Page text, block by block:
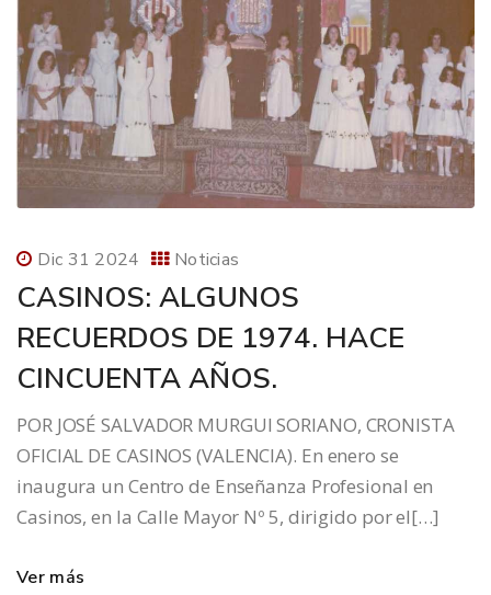
Dic 31 2024 Noticias
CASINOS: ALGUNOS
RECUERDOS DE 1974. HACE
CINCUENTA AÑOS.
POR JOSÉ SALVADOR MURGUI SORIANO, CRONISTA
OFICIAL DE CASINOS (VALENCIA). En enero se
inaugura un Centro de Enseñanza Profesional en
Casinos, en la Calle Mayor Nº 5, dirigido por el[…]
Ver más